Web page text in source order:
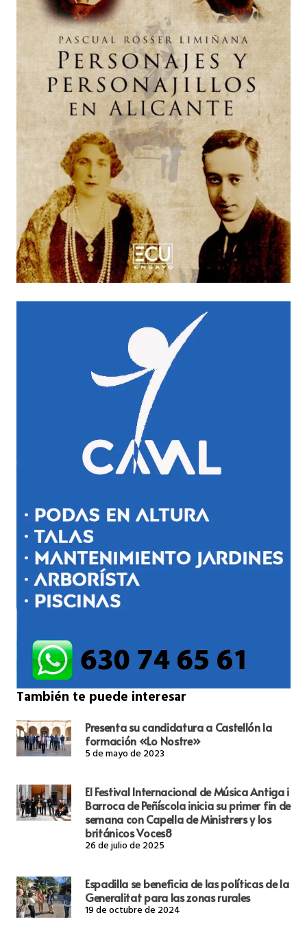
También te puede interesar
Presenta su candidatura a Castellón la
formación «Lo Nostre»
5 de mayo de 2023
El Festival Internacional de Música Antiga i
Barroca de Peñíscola inicia su primer fin de
semana con Capella de Ministrers y los
británicos Voces8
26 de julio de 2025
Espadilla se beneficia de las políticas de la
Generalitat para las zonas rurales
19 de octubre de 2024